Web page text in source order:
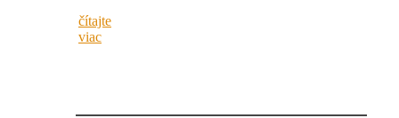
čítajte
viac